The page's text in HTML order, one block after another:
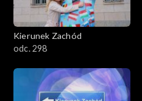
Kierunek Zachód
odc. 298